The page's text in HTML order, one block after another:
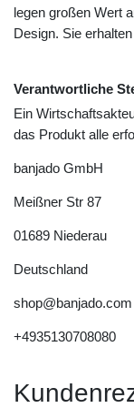
legen großen Wert
Design. Sie
Verantwortliche
Ein
das Produkt alle
banjado GmbH
Meißner Str 87
01689 Niederau
Deutschland
shop@banjado.com
+4935130708080